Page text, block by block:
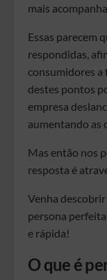
mais
Essas parecem
respondidas,
consumidores a
destes pontos
empresa
aumentando as
Mas então nos
resposta é
Venha
persona
e rápida!
O que é